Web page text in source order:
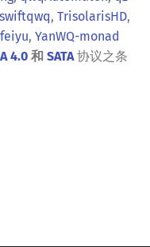
swiftqwq, TrisolarisHD,
, YanWQ-monad
4.0 和 SATA协议之条